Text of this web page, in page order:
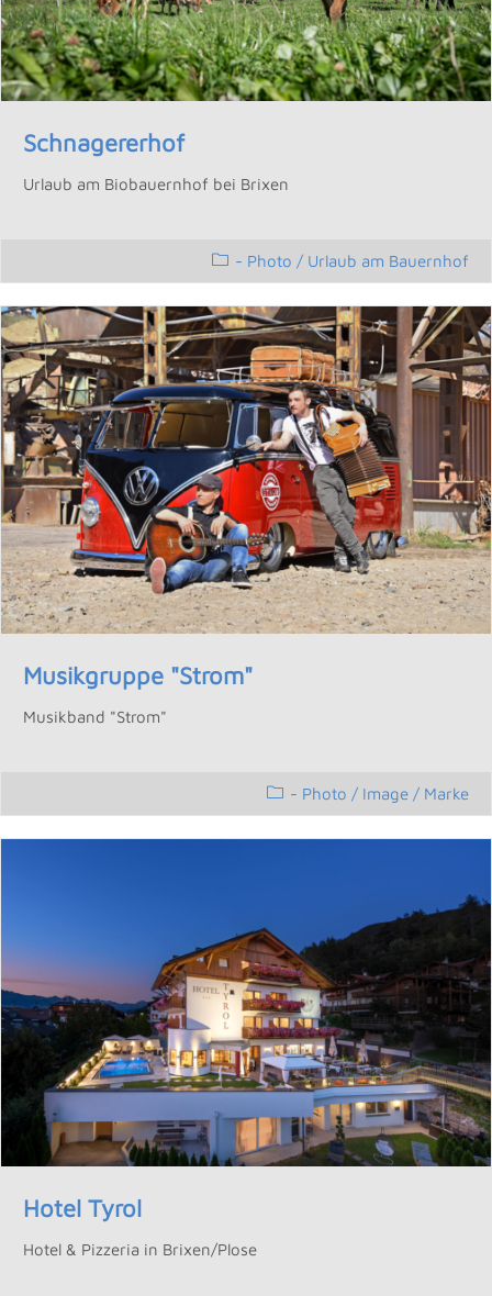
Schnagererhof
Urlaub am Biobauernhof bei Brixen
- Photo / Urlaub am Bauernhof
Musikgruppe "Strom"
Musikband "Strom"
- Photo / Image / Marke
Hotel Tyrol
Hotel & Pizzeria in Brixen/Plose